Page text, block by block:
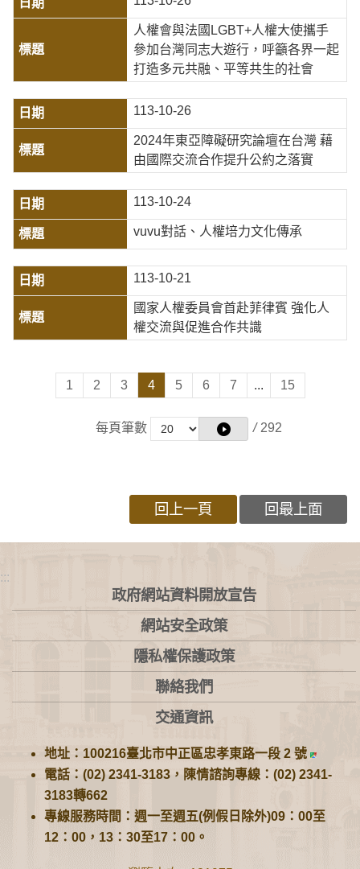
人權會與法國LGBT+人權大使攜手
參加台灣同志大遊行，呼籲各界一起
打造多元共融、平等共生的社會
113-10-26
2024年東亞障礙研究論壇在台灣 藉
由國際交流合作提升公約之落實
113-10-24
vuvu對話、人權培力文化傳承
113-10-21
國家人權委員會首赴菲律賓 強化人
權交流與促進合作共識
1 2 3 4 5 6 7 ... 15
每頁筆數 / 292
回上一頁 回最上面
:::
政府網站資料開放宣告
網站安全政策
隱私權保護政策
聯絡我們
交通資訊
地址：100216臺北市中正區忠孝東路一段 2 號
電話：(02) 2341-3183，陳情諮詢專線：(02) 2341-
3183轉662
專線服務時間：週一至週五(例假日除外)09：00至
12：00，13：30至17：00。